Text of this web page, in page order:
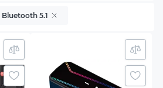
Bluetooth 5.1